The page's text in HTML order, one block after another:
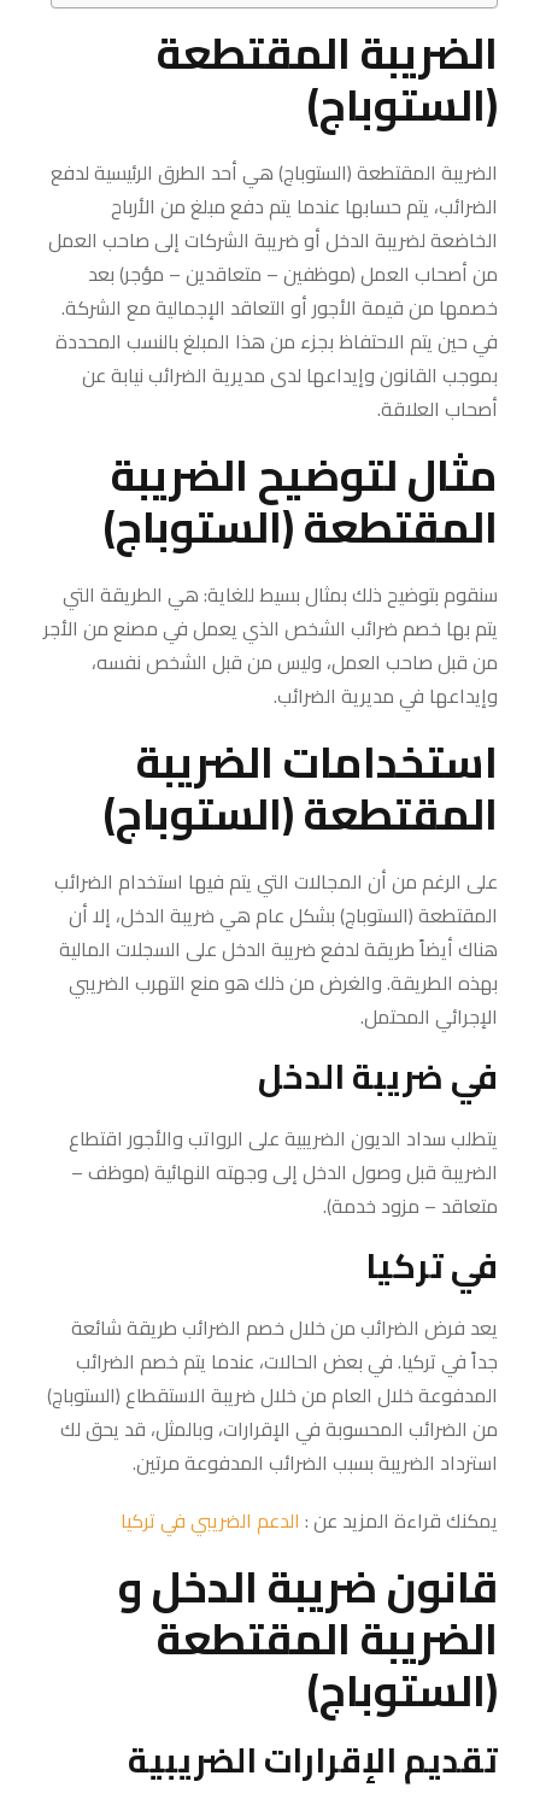
الضريبة المقتطعة
(الستوباج)
الضريبة المقتطعة (الستوباج) هي أحد الطرق الرئيسية لدفع
الضرائب، يتم حسابها عندما يتم دفع مبلغ من الأرباح
الخاضعة لضريبة الدخل أو ضريبة الشركات إلى صاحب العمل
من أصحاب العمل (موظفين – متعاقدين – مؤجر) بعد
خصمها من قيمة الأجور أو التعاقد الإجمالية مع الشركة.
في حين يتم الاحتفاظ بجزء من هذا المبلغ بالنسب المحددة
بموجب القانون وإيداعها لدى مديرية الضرائب نيابة عن
أصحاب العلاقة.
مثال لتوضيح الضريبة
المقتطعة (الستوباج)
سنقوم بتوضيح ذلك بمثال بسيط للغاية: هي الطريقة التي
يتم بها خصم ضرائب الشخص الذي يعمل في مصنع من الأجر
من قبل صاحب العمل، وليس من قبل الشخص نفسه،
وإيداعها في مديرية الضرائب.
استخدامات الضريبة
المقتطعة (الستوباج)
على الرغم من أن المجالات التي يتم فيها استخدام الضرائب
المقتطعة (الستوباج) بشكل عام هي ضريبة الدخل، إلا أن
هناك أيضاً طريقة لدفع ضريبة الدخل على السجلات المالية
بهذه الطريقة. والغرض من ذلك هو منع التهرب الضريبي
الإجرائي المحتمل.
في ضريبة الدخل
يتطلب سداد الديون الضريبية على الرواتب والأجور اقتطاع
الضريبة قبل وصول الدخل إلى وجهته النهائية (موظف –
متعاقد – مزود خدمة).
في تركيا
يعد فرض الضرائب من خلال خصم الضرائب طريقة شائعة
جداً في تركيا. في بعض الحالات، عندما يتم خصم الضرائب
المدفوعة خلال العام من خلال ضريبة الاستقطاع (الستوباج)
من الضرائب المحسوبة في الإقرارات، وبالمثل، قد يحق لك
استرداد الضريبة بسبب الضرائب المدفوعة مرتين.
يمكنك قراءة المزيد عن : الدعم الضريبي في تركيا
قانون ضريبة الدخل و
الضريبة المقتطعة
(الستوباج)
تقديم الإقرارات الضريبية